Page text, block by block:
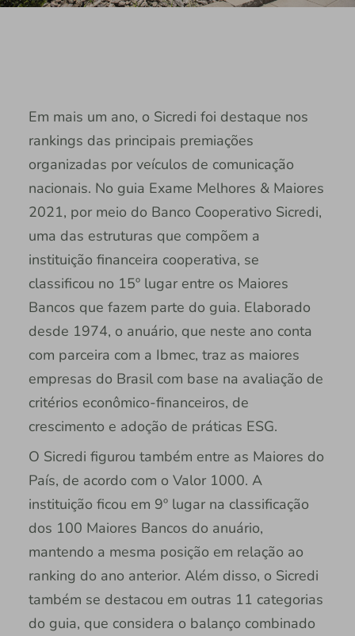
Em mais um ano, o Sicredi foi destaque nos
rankings das principais premiações
organizadas por veículos de comunicação
nacionais. No guia Exame Melhores & Maiores
2021, por meio do Banco Cooperativo Sicredi,
uma das estruturas que compõem a
instituição financeira cooperativa, se
classificou no 15º lugar entre os Maiores
Bancos que fazem parte do guia. Elaborado
desde 1974, o anuário, que neste ano conta
com parceira com a Ibmec, traz as maiores
empresas do Brasil com base na avaliação de
critérios econômico-financeiros, de
crescimento e adoção de práticas ESG.
O Sicredi figurou também entre as Maiores do
País, de acordo com o Valor 1000. A
instituição ficou em 9º lugar na classificação
dos 100 Maiores Bancos do anuário,
mantendo a mesma posição em relação ao
ranking do ano anterior. Além disso, o Sicredi
também se destacou em outras 11 categorias
do guia, que considera o balanço combinado